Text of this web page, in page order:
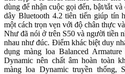
dùng để nhận cuộc gọi đến, bật/tắt
dây Bluetooth 4.2 tiên tiến giúp tín
một cách trọn vẹn với độ chân thực
Như đã nói ở trên S50 và người tiền
nhau như đúc. Điểm khác biệt duy
dụng màng loa Balanced
Dynamic nên chất âm hoàn toàn
màng loa Dynamic truyền thống,